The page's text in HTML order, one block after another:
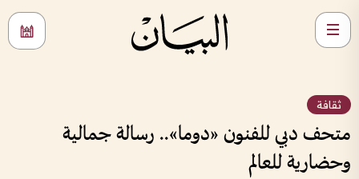
ثقافة
متحف دبي للفنون «دوما».. رسالة جمالية
وحضارية للعالم